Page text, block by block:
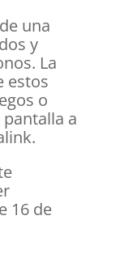
una
y
La
estos
o
a
16 de